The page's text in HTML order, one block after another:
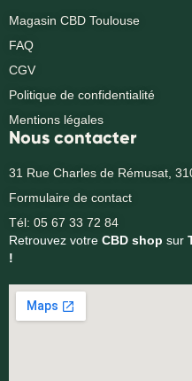
Magasin CBD Toulouse
FAQ
CGV
Politique de confidentialité
Mentions légales
Nous contacter
31 Rue Charles de Rémusat,
Formulaire de contact
Tél: 05 67 33 72 84
Retrouvez votre CBD shop sur
!